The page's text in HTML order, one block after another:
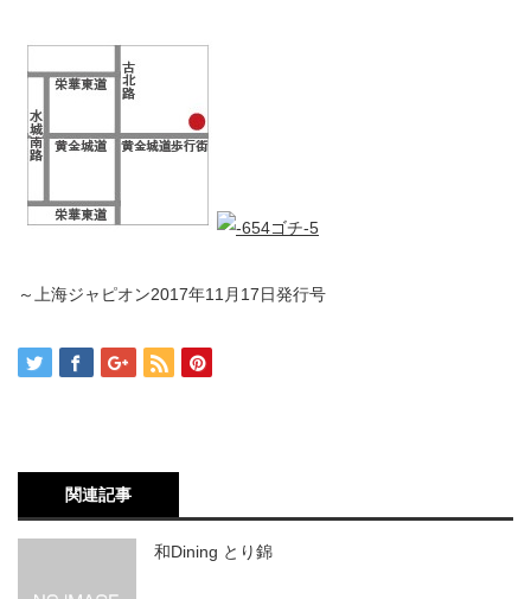
～上海ジャピオン2017年11月17日発行号
関連記事
和Dining とり錦